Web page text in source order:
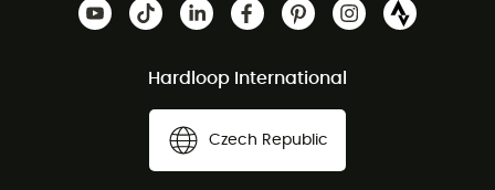
Hardloop International
Czech Republic